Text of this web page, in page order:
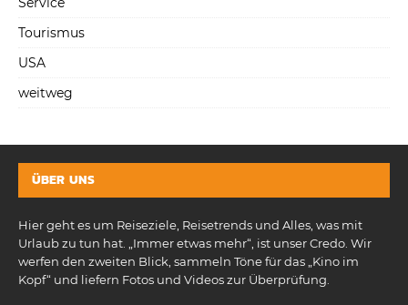
Tourismus
USA
weitweg
ÜBER UNS
Hier geht es um Reiseziele, Reisetrends und Alles, was mit
Urlaub zu tun hat. „Immer etwas mehr“, ist unser Credo. Wir
werfen den zweiten Blick, sammeln Töne für das „Kino im
Kopf“ und liefern Fotos und Videos zur Überprüfung.